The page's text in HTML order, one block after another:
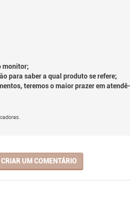
monitor;
para saber a qual produto se refere;
teremos o maior prazer em
CRIAR UM COMENTÁRIO